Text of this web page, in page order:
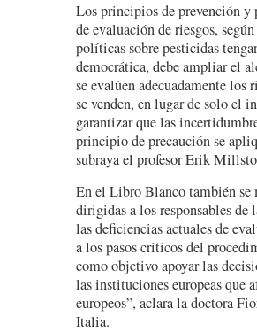
Los principios de prevención
de evaluación de riesgos,
políticas sobre pesticidas
democrática, debe ampliar el
se evalúen adecuadamente
se venden, en lugar de solo el
garantizar que las
principio de precaución se
subraya el profesor Erik
En el Libro Blanco también se
dirigidas a los responsables
las deficiencias actuales de
a los pasos críticos del
como objetivo apoyar las
las instituciones europeas que
europeos”, aclara la doctora
Italia.